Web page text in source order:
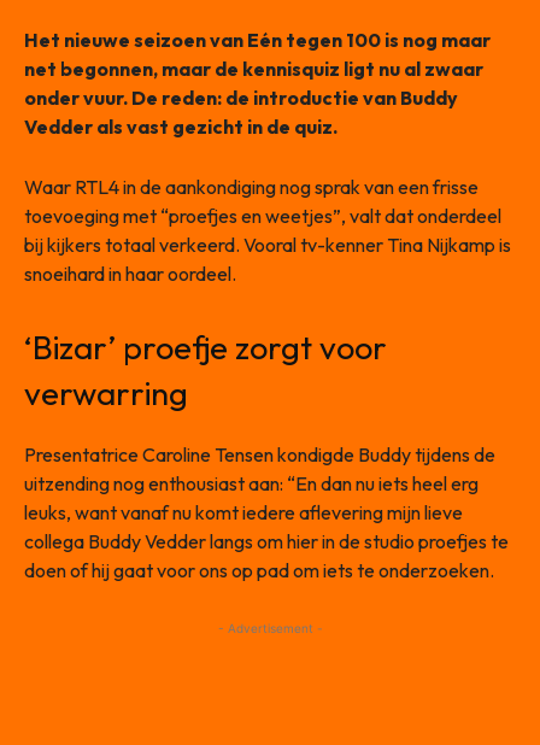
Het nieuwe seizoen van Eén tegen 100 is nog maar
net begonnen, maar de kennisquiz ligt nu al zwaar
onder vuur. De reden: de introductie van Buddy
Vedder als vast gezicht in de quiz.
Waar RTL4 in de aankondiging nog sprak van een frisse
toevoeging met “proefjes en weetjes”, valt dat onderdeel
bij kijkers totaal verkeerd. Vooral tv-kenner Tina Nijkamp is
snoeihard in haar oordeel.
‘Bizar’ proefje zorgt voor
verwarring
Presentatrice Caroline Tensen kondigde Buddy tijdens de
uitzending nog enthousiast aan: “En dan nu iets heel erg
leuks, want vanaf nu komt iedere aflevering mijn lieve
collega Buddy Vedder langs om hier in de studio proefjes te
doen of hij gaat voor ons op pad om iets te onderzoeken.
- Advertisement -